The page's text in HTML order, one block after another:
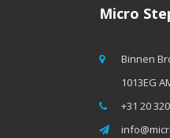
Micro
Binnen
1013EG
+31 20